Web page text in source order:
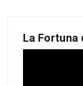
La Fortuna